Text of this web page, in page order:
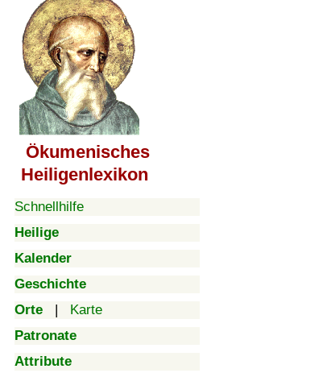
Ökumenisches
Heiligenlexikon
Schnellhilfe
Heilige
Kalender
Geschichte
Orte | Karte
Patronate
Attribute